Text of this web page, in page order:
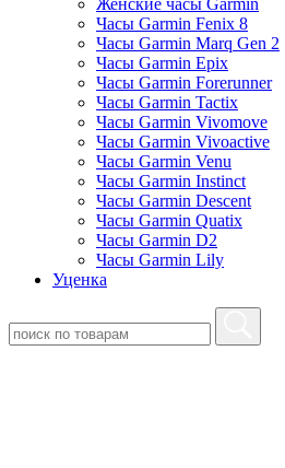
Часы Garmin Fenix 8
Часы Garmin Marq Gen 2
Часы Garmin Epix
Часы Garmin Forerunner
Часы Garmin Tactix
Часы Garmin Vivomove
Часы Garmin Vivoactive
Часы Garmin Venu
Часы Garmin Instinct
Часы Garmin Descent
Часы Garmin Quatix
Часы Garmin D2
Часы Garmin Lily
Уценка